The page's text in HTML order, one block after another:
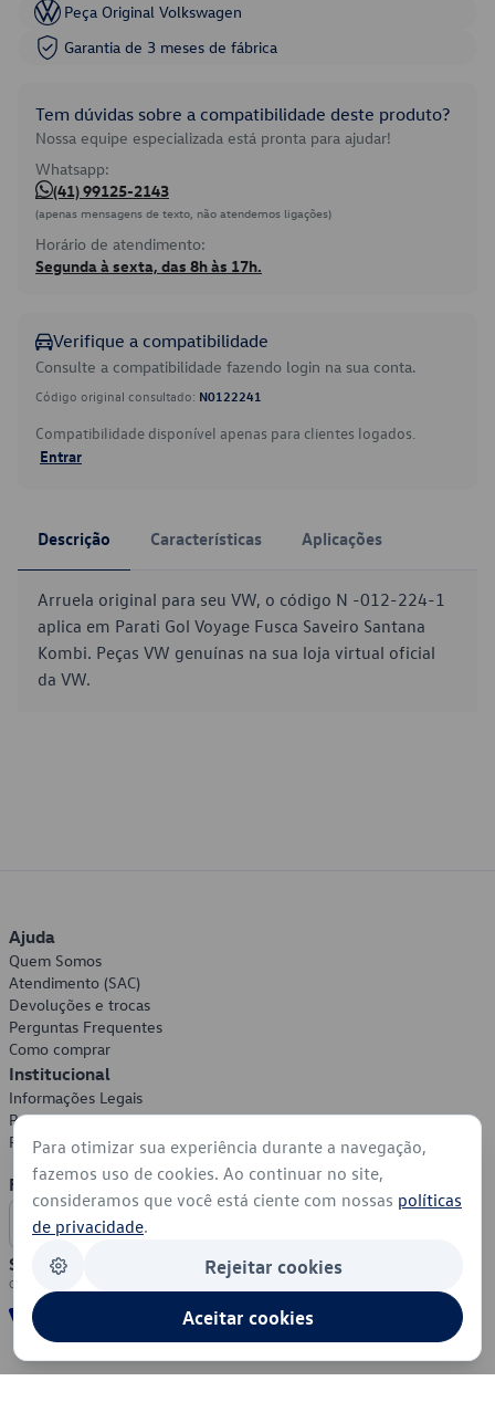
Peça Original Volkswagen
Garantia de 3 meses de fábrica
Tem dúvidas sobre a compatibilidade deste produto?
Nossa equipe especializada está pronta para ajudar!
Whatsapp:
(41) 99125-2143
(apenas mensagens de texto, não atendemos ligações)
Horário de atendimento:
Segunda à sexta, das 8h às 17h.
Verifique a compatibilidade
Consulte a compatibilidade fazendo login na sua conta.
Código original consultado: N0122241
Compatibilidade disponível apenas para clientes logados.
Entrar
Descrição Características Aplicações
Arruela original para seu VW, o código N -012-224-1
aplica em Parati Gol Voyage Fusca Saveiro Santana
Kombi. Peças VW genuínas na sua loja virtual oficial
da VW.
Ajuda
Quem Somos
Atendimento (SAC)
Devoluções e trocas
Perguntas Frequentes
Como comprar
Institucional
Informações Legais
Política de Privacidade
Política de Cookies
Formas de Pagamento
Segurança
Para otimizar sua experiência durante a navegação,
fazemos uso de cookies. Ao continuar no site,
consideramos que você está ciente com nossas políticas
de privacidade.
Rejeitar cookies
Aceitar cookies